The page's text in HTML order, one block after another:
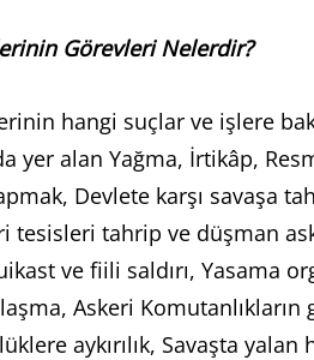
Görevleri Nelerdir?
hangi suçlar ve işlere
yer alan Yağma, İrtikâp,
Devlete karşı savaşa
tesisleri tahrip ve düşman
ve fiili saldırı, Yasama
Askeri Komutanlıkların
aykırılık, Savaşta